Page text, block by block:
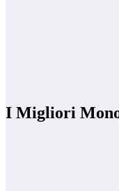
I Migliori